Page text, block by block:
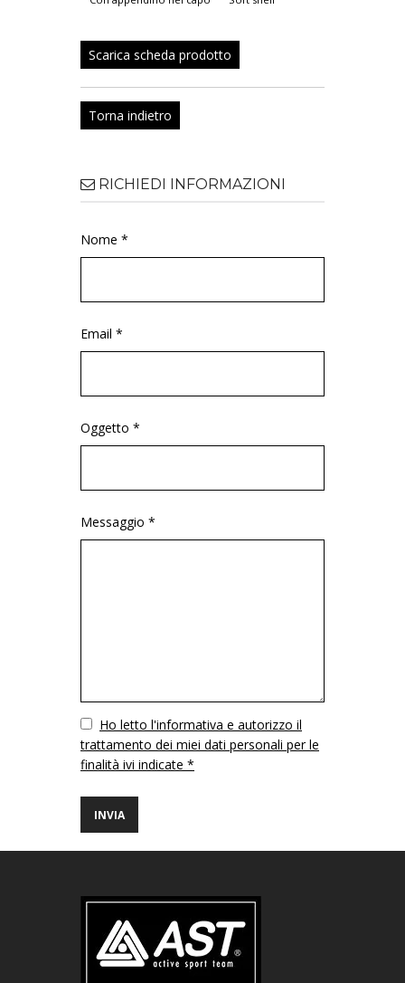
Scarica scheda prodotto
Torna indietro
RICHIEDI INFORMAZIONI
Nome *
Email *
Oggetto *
Messaggio *
VuotoHo letto l'informativa e autorizzo il
trattamento dei miei dati personali per le
finalità ivi indicate *